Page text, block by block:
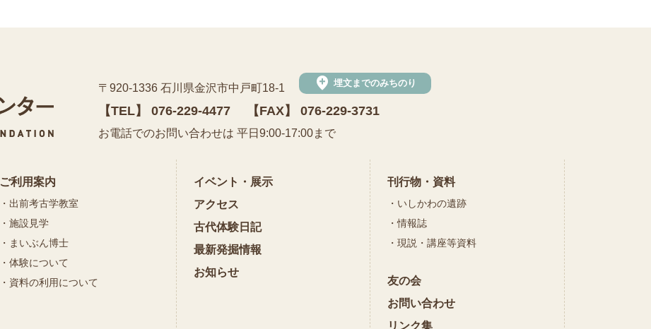
田植え
双耳瓶
勾玉
弥生の布づくり
公益財団法人 石川県埋蔵文化財センター
〒920-1336 石川県金沢市中戸町18-1 add_location 埋文までのみちのり
【TEL】 076-229-4477 【FAX】 076-229-3731
お電話でのお問い合わせは 平日9:00-17:00まで
ご利用案内
出前考古学教室
施設見学
まいぶん博士
体験について
資料の利用について
イベント・展示
アクセス
古代体験日記
最新発掘情報
お知らせ
刊行物・資料
いしかわの遺跡
情報誌
現説・講座等資料
友の会
お問い合わせ
リンク集